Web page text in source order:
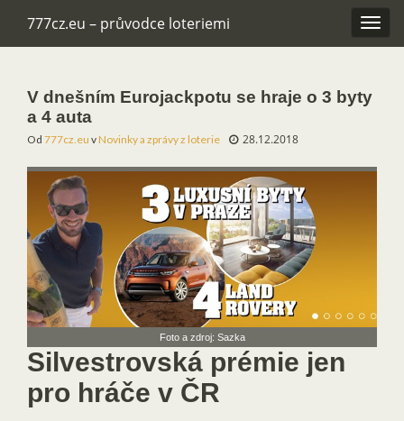
777cz.eu – průvodce loteriemi
V dnešním Eurojackpotu se hraje o 3 byty
a 4 auta
Od 777cz.eu vNovinky a zprávy z loterie 28.12.2018
Foto a zdroj: Sazka
Silvestrovská prémie jen
pro hráče v ČR